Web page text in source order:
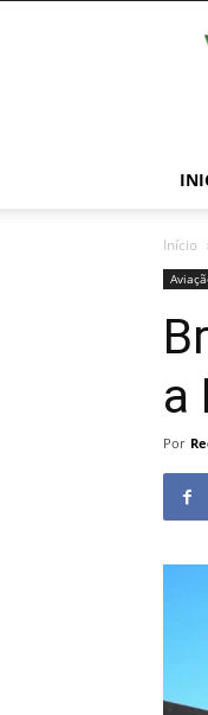
Início
a
Por